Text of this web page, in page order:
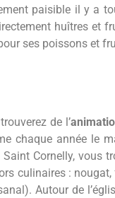
paisible il y a
huîtres et
ses poissons et
de l’
chaque année le
Cornelly, vous
culinaires :
Autour de